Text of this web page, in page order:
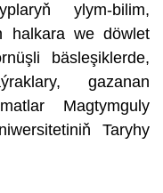
ylym-bilim,
halkara we döwlet
bäsleşiklerde,
gazanan
Magtymguly
Taryhy